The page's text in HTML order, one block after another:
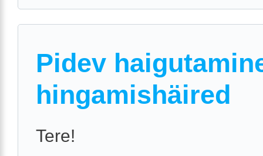
Pidev
hingamishäired
Tere!